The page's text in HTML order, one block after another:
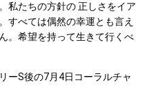
私たちの方針の 正しさをイア
すべては偶然の幸運とも言え
。希望を持って生きて行くべ
ーS後の7月4日コーラルチャ